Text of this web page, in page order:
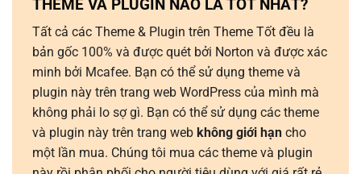
THEME VÀ PLUGIN NÀO LÀ TỐT NHẤT?
Tất cả các Theme & Plugin trên Theme Tốt đều là
bản gốc 100% và được quét bởi Norton và được xác
minh bởi Mcafee. Bạn có thể sử dụng theme và
plugin này trên trang web WordPress của mình mà
không phải lo sợ gì. Bạn có thể sử dụng các theme
và plugin này trên trang web không giới hạn cho
một lần mua. Chúng tôi mua các theme và plugin